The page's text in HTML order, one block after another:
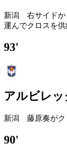
新潟 右サイドか
運んでクロスを
93'
アルビレ
新潟 藤原奏がク
90'